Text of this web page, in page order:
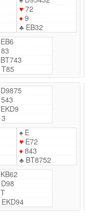
♥72
♦9
♣EB32
EB6
83
BT743
T85
D9875
543
EKD9
3
♠E
♥E72
♦843
♣BT8752
KB62
D98
T
EKD94